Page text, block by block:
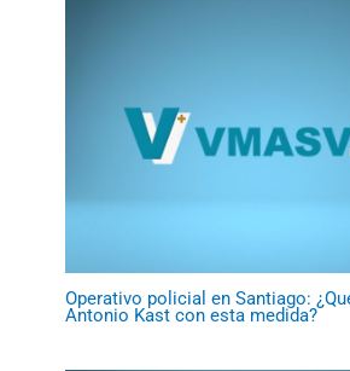
Operativo policial en Santiago:
Antonio Kast con esta medida?